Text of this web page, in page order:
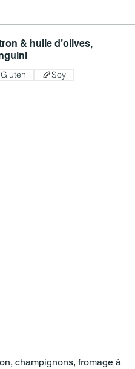
& huile d’olives,
Gluten Soy
champignons, fromage à